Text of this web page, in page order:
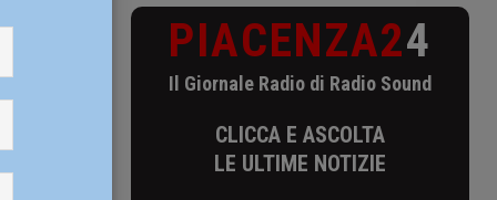
per la
da
PIACENZA24
Il Giornale Radio di Radio Sound
CLICCA E ASCOLTA
LE ULTIME NOTIZIE